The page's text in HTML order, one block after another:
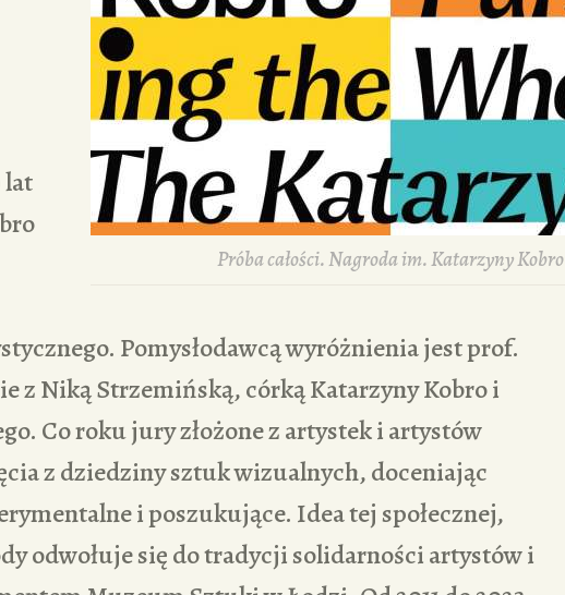
Próba całości. Nagroda im. Katarzyny Kobro
lat
Pomysłodawcą wyróżnienia jest prof.
z Niką Strzemińską, córką Katarzyny Kobro i
Co roku jury złożone z artystek i artystów
z dziedziny sztuk wizualnych, doceniając
i poszukujące. Idea tej społecznej,
odwołuje się do tradycji solidarności artystów i